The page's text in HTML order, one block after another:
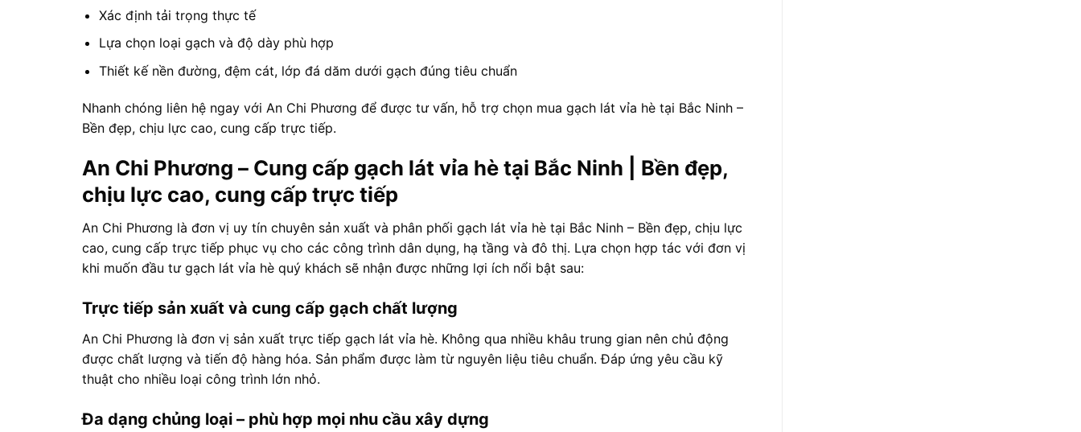
Xác định tải trọng thực tế
Lựa chọn loại gạch và độ dày phù hợp
Thiết kế nền đường, đệm cát, lớp đá dăm dưới gạch đúng tiêu chuẩn
Nhanh chóng liên hệ ngay với An Chi Phương để được tư vấn, hỗ trợ chọn mua gạch lát vỉa hè tại Bắc Ninh –
Bền đẹp, chịu lực cao, cung cấp trực tiếp.
An Chi Phương – Cung cấp gạch lát vỉa hè tại Bắc Ninh | Bền đẹp,
chịu lực cao, cung cấp trực tiếp
An Chi Phương là đơn vị uy tín chuyên sản xuất và phân phối gạch lát vỉa hè tại Bắc Ninh – Bền đẹp, chịu lực
cao, cung cấp trực tiếp phục vụ cho các công trình dân dụng, hạ tầng và đô thị. Lựa chọn hợp tác với đơn vị
khi muốn đầu tư gạch lát vỉa hè quý khách sẽ nhận được những lợi ích nổi bật sau:
Trực tiếp sản xuất và cung cấp gạch chất lượng
An Chi Phương là đơn vị sản xuất trực tiếp gạch lát vỉa hè. Không qua nhiều khâu trung gian nên chủ động
được chất lượng và tiến độ hàng hóa. Sản phẩm được làm từ nguyên liệu tiêu chuẩn. Đáp ứng yêu cầu kỹ
thuật cho nhiều loại công trình lớn nhỏ.
Đa dạng chủng loại – phù hợp mọi nhu cầu xây dựng